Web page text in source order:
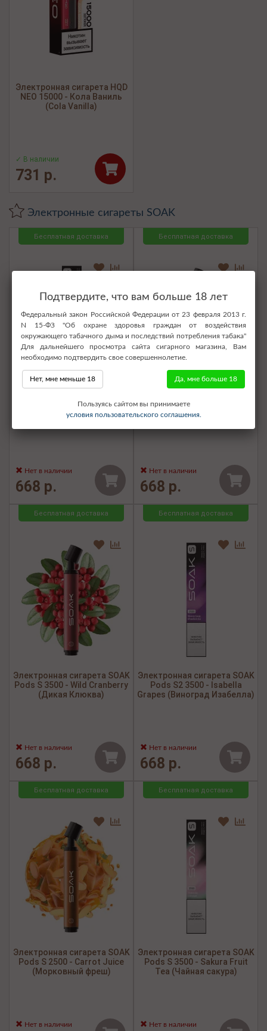
Электронная сигарета HQD
NEO 15000 - Кола Ваниль
(Cola Vanilla)
✓ В наличии
731 р.
Электронные сигареты SOAK
Бесплатная доставка
Pods S 3500 - Canned
Pineapple (Ананас)
Нет в наличии
668 р.
Бесплатная доставка
Pods S 3500 - Peanut Butter
(Арахисовая паста)
Нет в наличии
668 р.
Бесплатная доставка
Электронная сигарета SOAK
Pods S 3500 - Wild Cranberry
(Дикая Клюква)
Нет в наличии
668 р.
Бесплатная доставка
Электронная сигарета SOAK
Pods S2 3500 - Isabella
Grapes (Виноград Изабелла)
Нет в наличии
668 р.
Бесплатная доставка
Электронная сигарета SOAK
Pods S 2500 - Carrot Juice
(Морковный фреш)
Нет в наличии
Бесплатная доставка
Электронная сигарета SOAK
Pods S 3500 - Sakura Fruit
Tea (Чайная сакура)
Нет в наличии
Подтвердите, что вам больше 18 лет
Федеральный закон Российской Федерации от 23 февраля 2013 г.
N 15-ФЗ "Об охране здоровья граждан от воздействия
окружающего табачного дыма и последствий потребления табака"
Для дальнейшего просмотра сайта сигарного магазина, Вам
необходимо подтвердить свое совершеннолетие.
Нет, мне меньше 18 Да, мне больше 18
Пользуясь сайтом вы принимаете
условия пользовательского соглашения.